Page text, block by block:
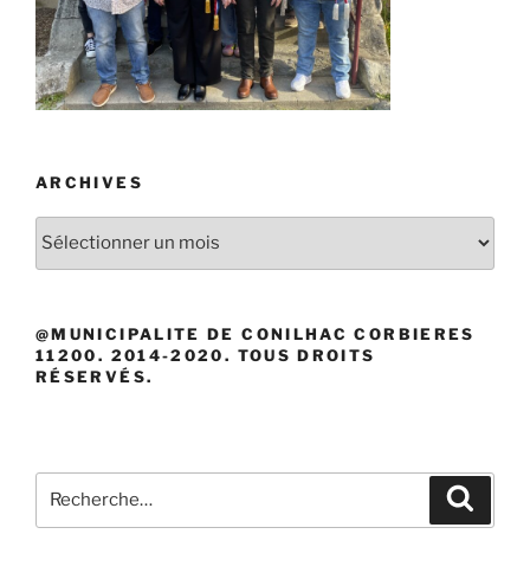
ARCHIVES
Archives
@MUNICIPALITE DE CONILHAC CORBIERES
11200. 2014-2020. TOUS DROITS
RÉSERVÉS.
pour